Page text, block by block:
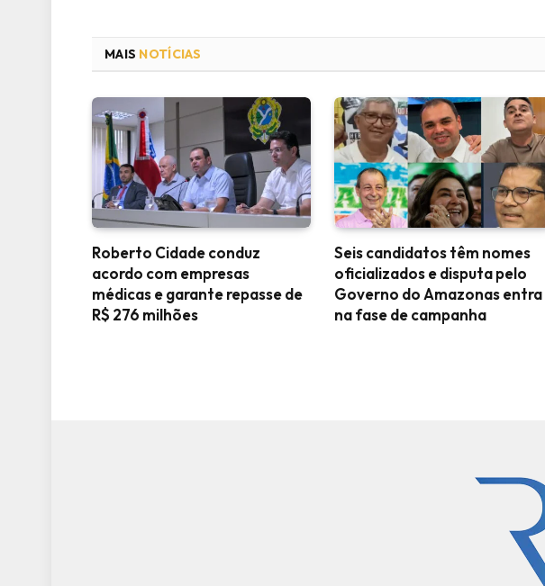
MAIS NOTÍCIAS
Roberto Cidade conduz
acordo com empresas
médicas e garante repasse de
R$ 276 milhões
Seis candidatos têm nomes
oficializados e disputa pelo
Governo do Amazonas entra
na fase de campanha